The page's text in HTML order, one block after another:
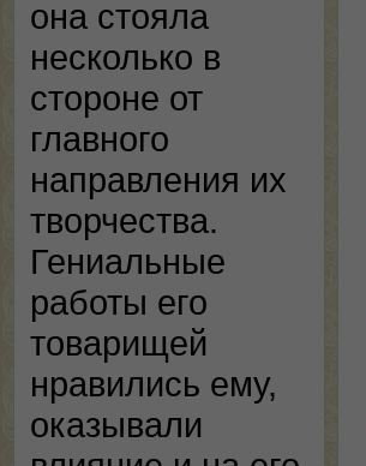
она стояла
несколько в
стороне от
главного
направления их
творчества.
Гениальные
работы его
товарищей
нравились ему,
оказывали